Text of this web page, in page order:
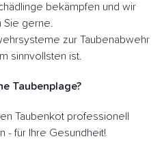
bekämpfen und wir
Sie gerne.
zur Taubenabwehr
sinnvollsten ist.
Taubenplage?
Taubenkot professionell
- für Ihre Gesundheit!